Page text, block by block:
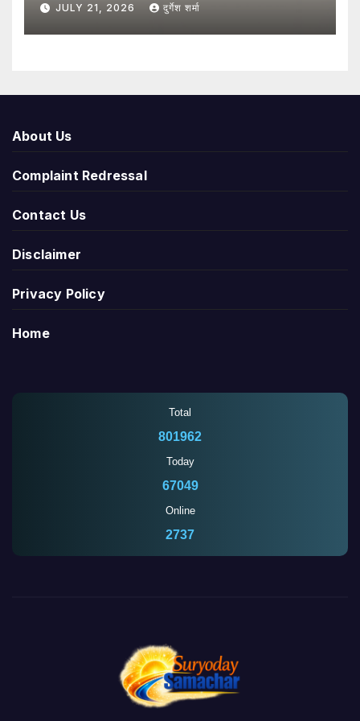
यूजरनेम से हो सकेगा संपर्क
JULY 21, 2026 दुर्गेश शर्मा
About Us
Complaint Redressal
Contact Us
Disclaimer
Privacy Policy
Home
Total
801962
Today
67049
Online
2737